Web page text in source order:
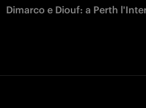
Dimarco e Diouf: a Perth